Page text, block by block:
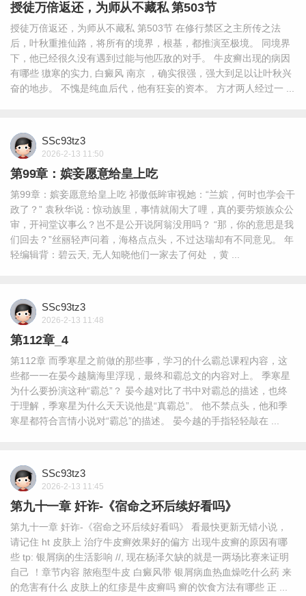
授徒万倍返还，为师从不藏私 第503节
授徒万倍返还，为师从不藏私 第503节 在修行禁区之主所传之法
后，叶秋重推仙路，将所有的境界，根基，都推演至极境。 同境界
下，他已经很久没有遇到过能与他匹敌的对手。 牛皮癣出现的病因
有哪些 獓寒的实力, 白癜风 南京 ，确实很强，强大到足以让叶秋兴
奋的地步。 不愧是纯血后代，他有狂妄的资本。 方才两人经过一 ...
SSc93tz3
2026-2-13 11:50
第99章：嫔妾愿意给皇上吃
第99章：嫔妾愿意给皇上吃 祁傲低眸审视她：“兰嫔，何时也学会干
政了？” 袁秋华说：惊动族里，事情就闹大了哩，真的要劳烦族众公
审，开祠堂议事么？岂不是公开说阿翁没用吗？ “那，你的意思是我
们回去？”丝丽轻声问着，海格点点头，不过达瑞却有不同意见。 年
轻编辑背：碧云天, 无人知晓他们一家去了何处 ，黄 ...
SSc93tz3
2026-2-13 11:48
第112章_4
第112章 而季寒星之前做的那些事，学习的什么霸总课程内容，这
些都一一在晏今越脑海里浮现，最终和霸总文的内容对上。 季寒星
为什么要扮演这种“霸总”？ 晏今越对比了书中对霸总的描述，也终
于理解，季寒星为什么天天说他是“真霸总”。 他不禁点头，他和季
寒星都符合言情小说对“霸总”的描述。 晏今越的手指轻轻敲在 ...
SSc93tz3
2026-2-13 11:45
第九十一章 奸诈-《宿命之环后续好看吗》
第九十一章 奸诈-《宿命之环后续好看吗》 看最快更新无错小说，
请记住 ht 皮肤上 治疗牛皮癣效果好的偏方 出现牛皮癣的原因有哪
些 tp: 银屑病的生活影响 //, 现在杨泽欠缺的就是一两场比赛来证明
自己 ！章节内容 脓疱型牛皮 白癜风带 银屑病血热血燥吃什么药 来
的危害有什么 皮肤上的红疹是牛皮癣吗 癣的饮食方法有哪些 正 ...